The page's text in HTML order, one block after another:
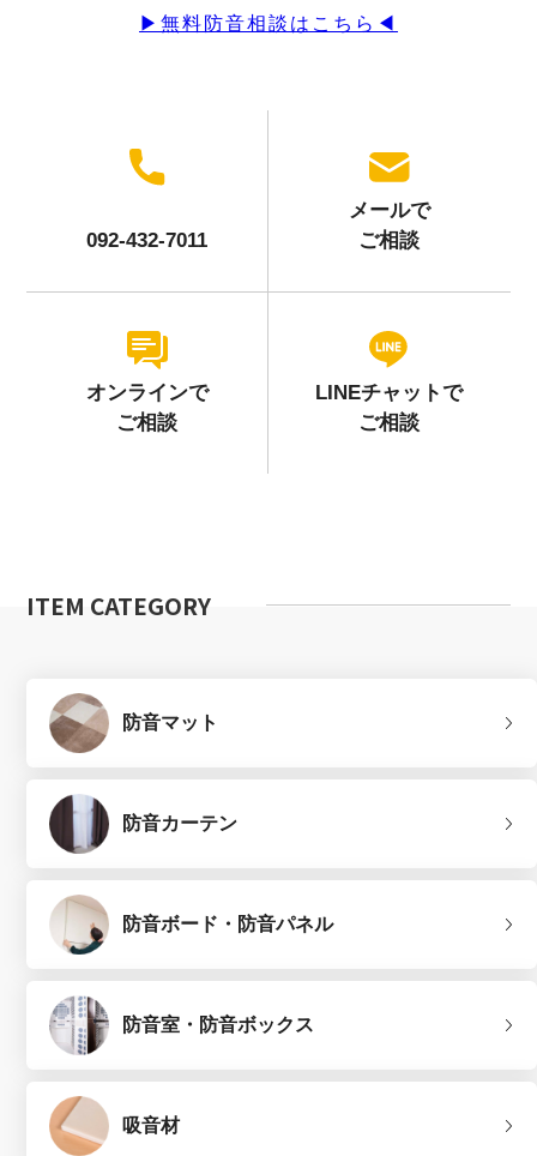
▶︎無料防音相談はこちら◀︎
092-432-7011
メールで
ご相談
オンラインで
ご相談
LINEチャットで
ご相談
ITEM CATEGORY
防音マット
防音カーテン
防音ボード・防音パネル
防音室・防音ボックス
吸音材